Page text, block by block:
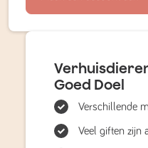
Goed Doel
Verschillende
Veel giften zijn